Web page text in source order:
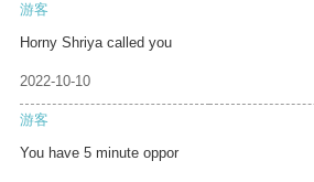
游客
Horny Shriya called you
2022-10-10
游客
You have 5 minute oppor